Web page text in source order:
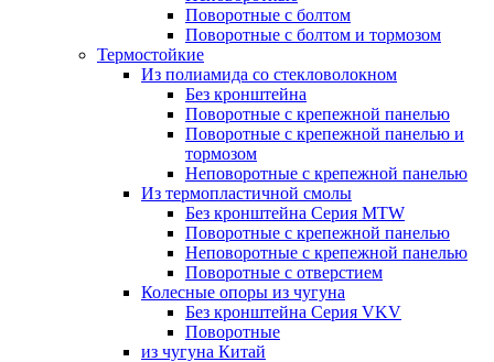
Поворотные с болтом
Поворотные с болтом и тормозом
Термостойкие
Из полиамида со стекловолокном
Без кронштейна
Поворотные с крепежной панелью
Поворотные с крепежной панелью и
тормозом
Неповоротные с крепежной панелью
Из термопластичной смолы
Без кронштейна Серия MTW
Поворотные с крепежной панелью
Неповоротные с крепежной панелью
Поворотные с отверстием
Колесные опоры из чугуна
Без кронштейна Серия VKV
Поворотные
из чугуна Китай